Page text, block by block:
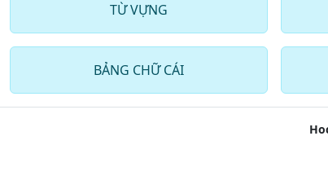
60 bài eps-topik bài 15
60
16. Tư vựng tiếng hàn trong giáo trình
60 bài eps-topik bài 18
17.
60
19. Tư vựng tiếng hàn trong giáo trình
20.
.
TỪ VỰNG
BẢNG CHỮ CÁI